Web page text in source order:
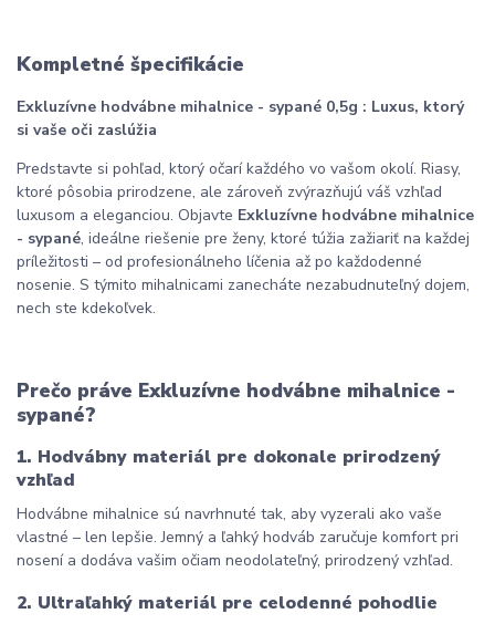
Kompletné špecifikácie
Exkluzívne hodvábne mihalnice - sypané 0,5g : Luxus, ktorý
si vaše oči zaslúžia
Predstavte si pohľad, ktorý očarí každého vo vašom okolí. Riasy,
ktoré pôsobia prirodzene, ale zároveň zvýrazňujú váš vzhľad
luxusom a eleganciou. Objavte Exkluzívne hodvábne mihalnice
- sypané, ideálne riešenie pre ženy, ktoré túžia zažiariť na každej
príležitosti – od profesionálneho líčenia až po každodenné
nosenie. S týmito mihalnicami zanecháte nezabudnuteľný dojem,
nech ste kdekoľvek.
Prečo práve Exkluzívne hodvábne mihalnice -
sypané?
1. Hodvábny materiál pre dokonale prirodzený
vzhľad
Hodvábne mihalnice sú navrhnuté tak, aby vyzerali ako vaše
vlastné – len lepšie. Jemný a ľahký hodváb zaručuje komfort pri
nosení a dodáva vašim očiam neodolateľný, prirodzený vzhľad.
2. Ultraľahký materiál pre celodenné pohodlie